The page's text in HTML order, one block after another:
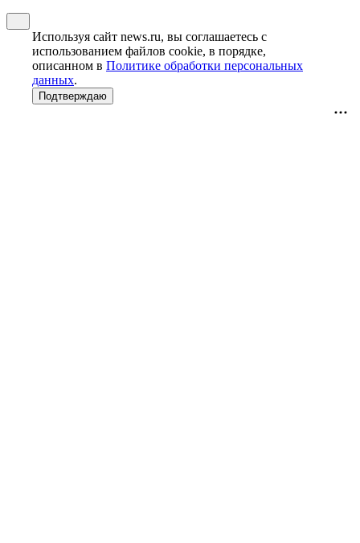
Используя сайт news.ru, вы соглашаетесь с
использованием файлов cookie, в порядке,
описанном в Политике обработки персональных
данных.
Подтверждаю